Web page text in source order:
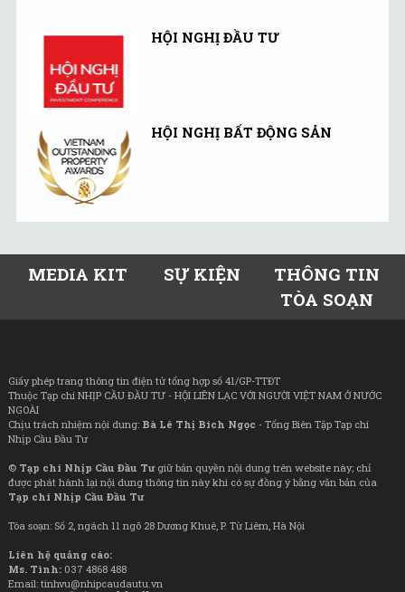
HỘI NGHỊ ĐẦU TƯ
HỘI NGHỊ BẤT ĐỘNG SẢN
MEDIA KIT SỰ KIỆN
THÔNG TIN
TÒA SOẠN
Giấy phép trang thông tin điện tử tổng hợp số 41/GP-TTĐT
Thuộc Tạp chí NHỊP CẦU ĐẦU TƯ - HỘI LIÊN LẠC VỚI NGƯỜI VIỆT NAM Ở NƯỚC
NGOÀI
Chịu trách nhiệm nội dung: Bà Lê Thị Bích Ngọc - Tổng Biên Tập Tạp chí
Nhịp Cầu Đầu Tư
© Tạp chí Nhịp Cầu Đầu Tưgiữ bản quyền nội dung trên website này; chỉ
được phát hành lại nội dung thông tin này khi có sự đồng ý bằng văn bản của
Tạp chí Nhịp Cầu Đầu Tư
Tòa soạn: Số 2, ngách 11 ngõ 28 Dương Khuê, P. Từ Liêm, Hà Nội
Liên hệ quảng cáo:
Ms. Tình: 037 4868 488
Email: tinhvu@nhipcaudautu.vn